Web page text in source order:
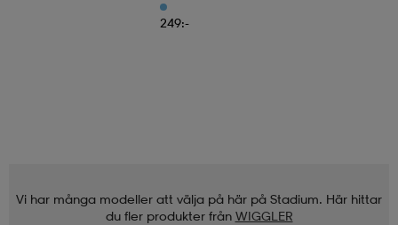
249:-
Vi har många modeller att välja på här på Stadium. Här hittar
du fler produkter från WIGGLER